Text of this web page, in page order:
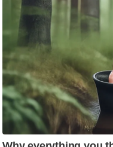
मी
क्षा
r
e
a
k
i
n